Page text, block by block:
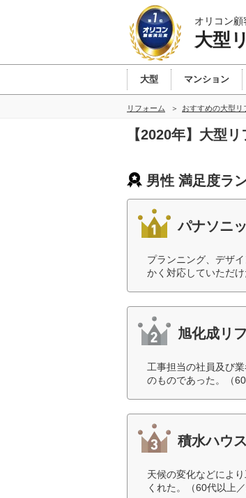
オリコン
大型
大型 マンション
リフォーム おすすめの大型リ
【2020年】大型
男性 満足度ラ
パナソニ
プランニング、デザ
かく対応していただ
旭化成リ
工事担当の社員及び
のものであった。（60
積水ハウ
天候の変化などによ
くれた。（60代以上／